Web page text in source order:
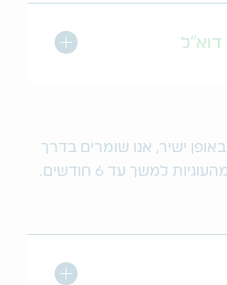
מתג הרחב/
ישיר, אנו שומרים בדרך
למשך עד 6 חודשים.
מתג הרחב/